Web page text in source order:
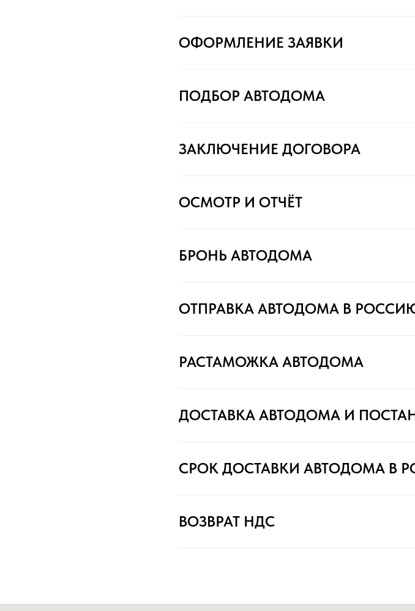
ОФОРМЛЕНИЕ ЗАЯВКИ
ПОДБОР АВТОДОМА
ЗАКЛЮЧЕНИЕ ДОГОВОРА
ОСМОТР И ОТЧЁТ
БРОНЬ АВТОДОМА
ОТПРАВКА АВТОДОМА В
РАСТАМОЖКА АВТОДОМА
ДОСТАВКА АВТОДОМА И
СРОК ДОСТАВКИ АВТОДОМА В
ВОЗВРАТ НДС